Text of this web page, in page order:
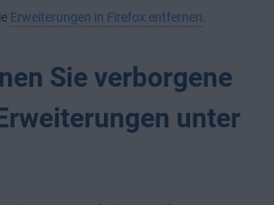
Erweiterungen in Firefox entfernen
Sie verborgene
unter